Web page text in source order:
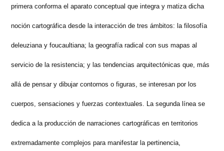
primera conforma el aparato conceptual que integra y matiza dicha
noción cartográfica desde la interacción de tres ámbitos: la filosofía
deleuziana y foucaultiana; la geografía radical con sus mapas al
servicio de la resistencia; y las tendencias arquitectónicas que, más
allá de pensar y dibujar contornos o figuras, se interesan por los
cuerpos, sensaciones y fuerzas contextuales. La segunda línea se
dedica a la producción de narraciones cartográficas en territorios
extremadamente complejos para manifestar la pertinencia,